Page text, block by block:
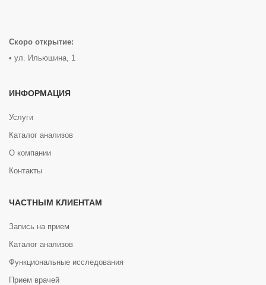
Скоро открытие:
• ул. Ильюшина, 1
ИНФОРМАЦИЯ
Услуги
Каталог анализов
О компании
Контакты
ЧАСТНЫМ КЛИЕНТАМ
Запись на прием
Каталог анализов
Функциональные исследования
Прием врачей